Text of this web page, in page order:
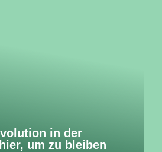
in der
um zu bleiben